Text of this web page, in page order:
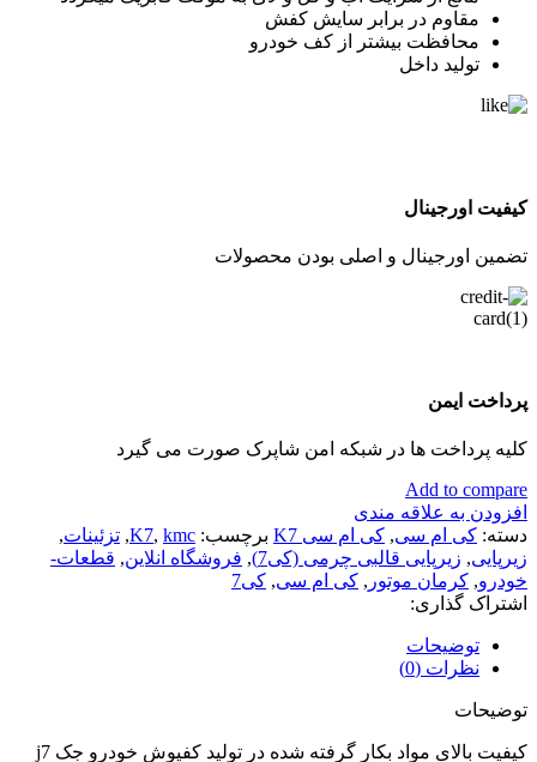
مقاوم در برابر سایش کفش
محافظت بیشتر از کف خودرو
تولید داخل
کیفیت اورجینال
تضمین اورجینال و اصلی بودن محصولات
پرداخت ایمن
کلیه پرداخت ها در شبکه امن شاپرک صورت می گیرد
Add to compare
افزودن به علاقه مندی
دسته: کی ام سی, کی ام سی K7 برچسب: K7, kmc
, تزئینات,
زیرپایی, زیرپایی قالبی چرمی (کی7) , فروشگاه انلاین, قطعات-
خودرو, کرمان موتور , کی ام سی, کی7
اشتراک گذاری:
توضیحات
نظرات (0)
توضیحات